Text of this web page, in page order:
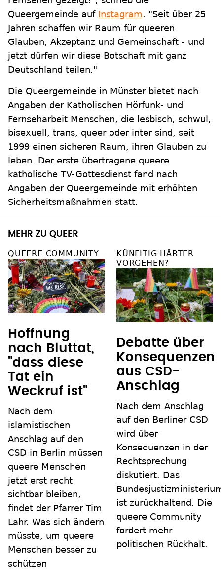
Queergemeinde auf Instagram. "Seit über 25
Jahren schaffen wir Raum für queeren
Glauben, Akzeptanz und Gemeinschaft - und
jetzt dürfen wir diese Botschaft mit ganz
Deutschland teilen."
Die Queergemeinde in Münster bietet nach
Angaben der Katholischen Hörfunk- und
Fernseharbeit Menschen, die lesbisch, schwul,
bisexuell, trans, queer oder inter sind, seit
1999 einen sicheren Raum, ihren Glauben zu
leben. Der erste übertragene queere
katholische TV-Gottesdienst fand nach
Angaben der Queergemeinde mit erhöhten
Sicherheitsmaßnahmen statt.
MEHR ZU QUEER
QUEERE COMMUNITY
Hoffnung
nach Bluttat,
"dass diese
Tat ein
Weckruf ist"
Nach dem
islamistischen
Anschlag auf den
CSD in Berlin müssen
queere Menschen
jetzt erst recht
sichtbar bleiben,
findet der Pfarrer Tim
Lahr. Was sich ändern
müsste, um queere
Menschen besser zu
schützen
KÜNFITIG HÄRTER
VORGEHEN?
Debatte über
Konsequenzen
aus CSD-
Anschlag
Nach dem Anschlag
auf den Berliner CSD
wird über
Konsequenzen in der
Rechtsprechung
diskutiert. Das
ist zurückhaltend. Die
queere Community
fordert mehr
politischen Rückhalt.